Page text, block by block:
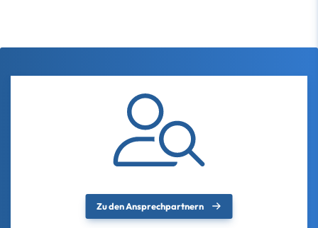
Zu den Ansprechpartnern